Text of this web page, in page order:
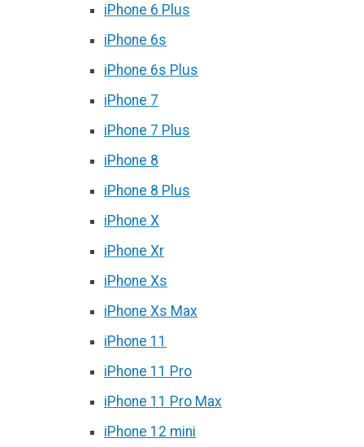
iPhone 6 Plus
iPhone 6s
iPhone 6s Plus
iPhone 7
iPhone 7 Plus
iPhone 8
iPhone 8 Plus
iPhone X
iPhone Xr
iPhone Xs
iPhone Xs Max
iPhone 11
iPhone 11 Pro
iPhone 11 Pro Max
iPhone 12 mini